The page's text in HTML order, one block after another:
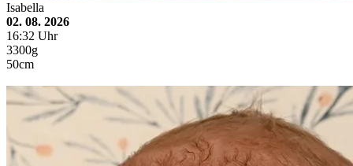
Isabella
02. 08. 2026
16:32 Uhr
3300g
50cm